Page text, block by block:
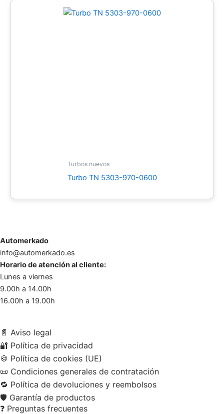
Turbos nuevos
Turbo TN 5303-970-0600
Automerkado
info@automerkado.es
Horario de atención al cliente:
Lunes a viernes
9.00h a 14.00h
16.00h a 19.00h
📄 Aviso legal
🔐 Política de privacidad
🍪 Política de cookies (UE)
📜 Condiciones generales de contratación
🔁 Política de devoluciones y reembolsos
🛡️ Garantía de productos
❓ Preguntas frecuentes